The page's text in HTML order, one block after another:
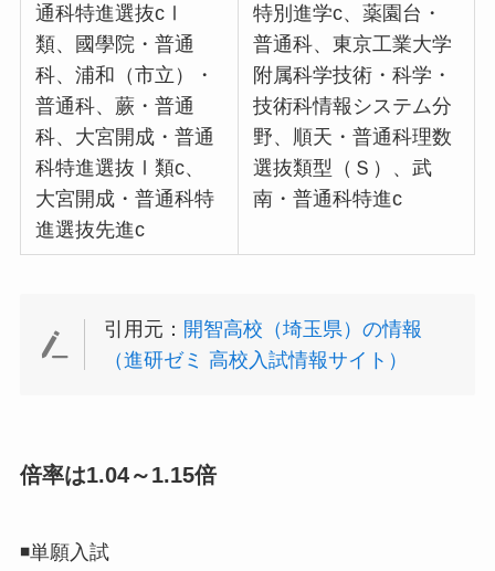
通科特進選抜cⅠ
類、國學院・普通
科、浦和（市立）・
普通科、蕨・普通
科、大宮開成・普通
科特進選抜Ⅰ類c、
大宮開成・普通科特
進選抜先進c
特別進学c、薬園台・
普通科、東京工業大学
附属科学技術・科学・
技術科情報システム分
野、順天・普通科理数
選抜類型（Ｓ）、武
南・普通科特進c
引用元： 開智高校（埼玉県）の情報
（進研ゼミ 高校入試情報サイト）
倍率は1.04～1.15倍
◾️単願入試